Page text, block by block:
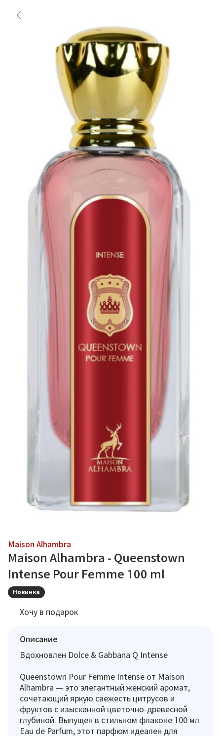
Maison Alhambra
Maison Alhambra - Queenstown
Intense Pour Femme 100 ml
Новинка
Хочу в подарок
Описание
Вдохновлен Dolce & Gabbana Q Intense
Queenstown Pour Femme Intense от Maison
Alhambra — это элегантный женский аромат,
сочетающий яркую свежесть цитрусов и
фруктов с изысканной цветочно-древесной
глубиной. Выпущен в стильном флаконе 100 мл
Eau de Parfum, этот парфюм идеален для